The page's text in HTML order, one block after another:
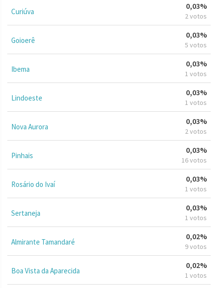
Curiúva
0,03%
2 votos
Goioerê
0,03%
5 votos
Ibema
0,03%
1 votos
Lindoeste
0,03%
1 votos
Nova Aurora
0,03%
2 votos
Pinhais
0,03%
16 votos
Rosário do Ivaí
0,03%
1 votos
Sertaneja
0,03%
1 votos
Almirante Tamandaré
0,02%
9 votos
Boa Vista da Aparecida
0,02%
1 votos